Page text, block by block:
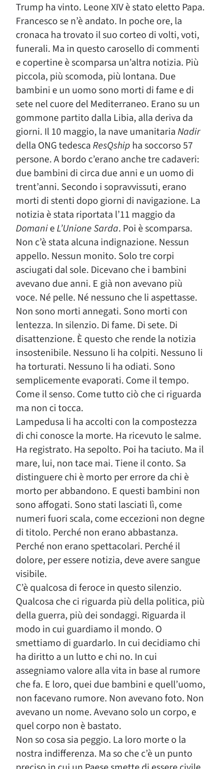
Trump ha vinto. Leone XIV è stato eletto Papa.
Francesco se n’è andato. In poche ore, la
cronaca ha trovato il suo corteo di volti, voti,
funerali. Ma in questo carosello di commenti
e copertine è scomparsa un’altra notizia. Più
piccola, più scomoda, più lontana. Due
bambini e un uomo sono morti di fame e di
sete nel cuore del Mediterraneo. Erano su un
gommone partito dalla Libia, alla deriva da
giorni. Il 10 maggio, la nave umanitariaNadir
della ONG tedescaResQship ha soccorso 57
persone. A bordo c’erano anche tre cadaveri:
due bambini di circa due anni e un uomo di
trent’anni. Secondo i sopravvissuti, erano
morti di stenti dopo giorni di navigazione. La
notizia è stata riportata l’11 maggio da
DomanieL’Unione Sarda. Poi è scomparsa.
Non c’è stata alcuna indignazione. Nessun
appello. Nessun monito. Solo tre corpi
asciugati dal sole. Dicevano che i bambini
avevano due anni. E già non avevano più
voce. Né pelle. Né nessuno che li aspettasse.
Non sono morti annegati. Sono morti con
lentezza. In silenzio. Di fame. Di sete. Di
disattenzione. È questo che rende la notizia
insostenibile. Nessuno li ha colpiti. Nessuno li
ha torturati. Nessuno li ha odiati. Sono
semplicemente evaporati. Come il tempo.
Come il senso. Come tutto ciò che ci riguarda
ma non ci tocca.
Lampedusa li ha accolti con la compostezza
di chi conosce la morte. Ha ricevuto le salme.
Ha registrato. Ha sepolto. Poi ha taciuto. Ma il
mare, lui, non tace mai. Tiene il conto. Sa
distinguere chi è morto per errore da chi è
morto per abbandono. E questi bambini non
sono affogati. Sono stati lasciati lì, come
numeri fuori scala, come eccezioni non degne
di titolo. Perché non erano abbastanza.
Perché non erano spettacolari. Perché il
dolore, per essere notizia, deve avere sangue
visibile.
C’è qualcosa di feroce in questo silenzio.
Qualcosa che ci riguarda più della politica, più
della guerra, più dei sondaggi. Riguarda il
modo in cui guardiamo il mondo. O
smettiamo di guardarlo. In cui decidiamo chi
ha diritto a un lutto e chi no. In cui
assegniamo valore alla vita in base al rumore
che fa. E loro, quei due bambini e quell’uomo,
non facevano rumore. Non avevano foto. Non
avevano un nome. Avevano solo un corpo, e
quel corpo non è bastato.
Non so cosa sia peggio. La loro morte o la
nostra indifferenza. Ma so che c’è un punto